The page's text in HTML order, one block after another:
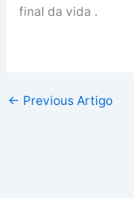
final da vida .
← Previous Artigo